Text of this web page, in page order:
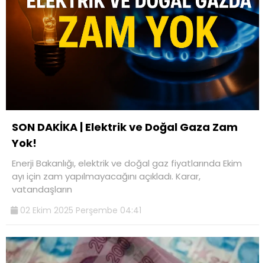
SON DAKİKA | Elektrik ve Doğal Gaza Zam
Yok!
Enerji Bakanlığı, elektrik ve doğal gaz fiyatlarında Ekim
ayı için zam yapılmayacağını açıkladı. Karar,
vatandaşların
02 Ekim 2025 Perşembe 04:41